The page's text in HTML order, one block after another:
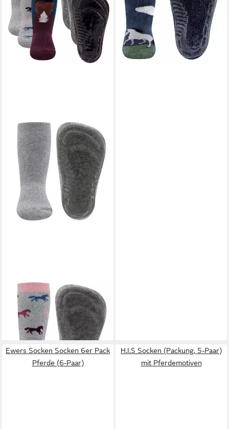
EWERSABS-Socken
Stoppersocken 3er Pack
Pferd
24,99 € 29,99 €
-17%
Ewers Socken Socken 6er Pack
Pferde (6-Paar)
H.I.S Socken (Packung, 5-Paar)
mit Pferdemotiven